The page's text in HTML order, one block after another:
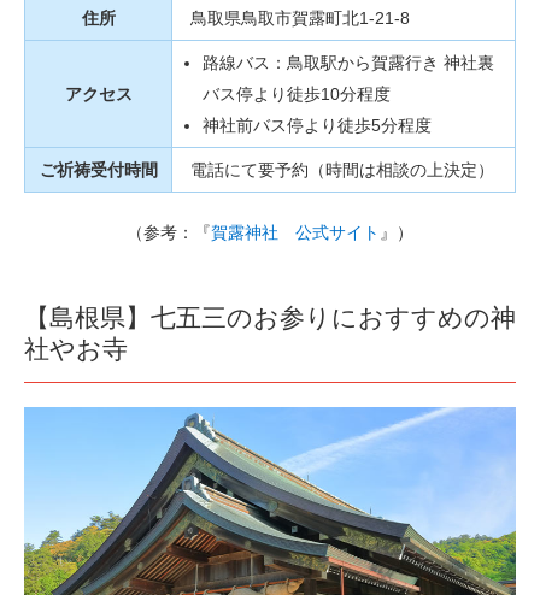
住所 鳥取県鳥取市賀露町北1-21-8
アクセス
路線バス：鳥取駅から賀露行き 神社裏
バス停より徒歩10分程度
神社前バス停より徒歩5分程度
ご祈祷受付時間 電話にて要予約（時間は相談の上決定）
（参考：『賀露神社 公式サイト 』）
【島根県】七五三のお参りにおすすめの神
社やお寺